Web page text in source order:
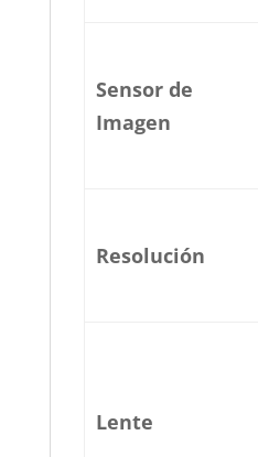
Sensor de
Imagen
Resolución
Lente